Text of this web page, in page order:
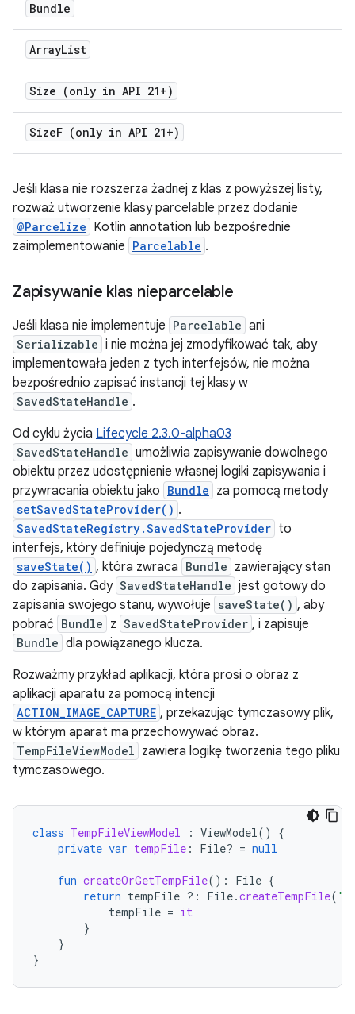
Bundle
ArrayList
Size (only in API 21+)
SizeF (only in API 21+)
Jeśli klasa nie rozszerza żadnej z klas z powyższej listy,
rozważ utworzenie klasy parcelable przez dodanie
@Parcelize Kotlin annotation lub bezpośrednie
zaimplementowanie Parcelable .
Zapisywanie klas nieparcelable
Jeśli klasa nie implementuje Parcelable ani
Serializable i nie można jej zmodyfikować tak, aby
implementowała jeden z tych interfejsów, nie można
bezpośrednio zapisać instancji tej klasy w
SavedStateHandle .
Od cyklu życia Lifecycle 2.3.0-alpha03
SavedStateHandle umożliwia zapisywanie dowolnego
obiektu przez udostępnienie własnej logiki zapisywania i
przywracania obiektu jako Bundle za pomocą metody
setSavedStateProvider() .
SavedStateRegistry.SavedStateProvider to
interfejs, który definiuje pojedynczą metodę
saveState() , która zwraca Bundle zawierający stan
do zapisania. Gdy SavedStateHandle jest gotowy do
zapisania swojego stanu, wywołuje saveState() , aby
pobrać Bundle z SavedStateProvider , i zapisuje
Bundle dla powiązanego klucza.
Rozważmy przykład aplikacji, która prosi o obraz z
aplikacji aparatu za pomocą intencji
ACTION_IMAGE_CAPTURE , przekazując tymczasowy plik,
w którym aparat ma przechowywać obraz.
TempFileViewModel zawiera logikę tworzenia tego pliku
tymczasowego.
class TempFileViewModel : ViewModel()
{
private var tempFile : File? = null
fun createOrGetTempFile(): File {
return tempFile ?: File.createTempFile(
tempFile = it
}
}
}